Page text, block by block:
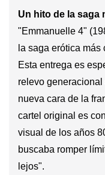
Un hito de la saga
"Emmanuelle 4"
la saga erótica
Esta entrega es
relevo generacional
nueva cara de la
cartel original es
visual de los años
buscaba romper
lejos".